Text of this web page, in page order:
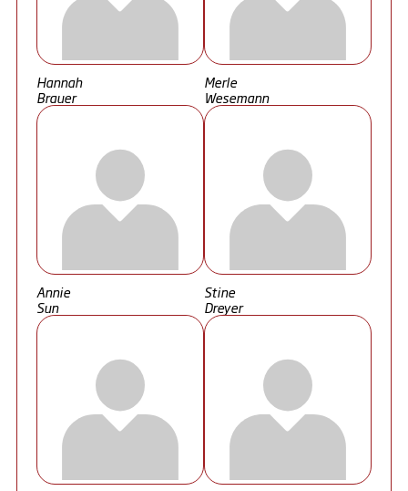
Hannah
Brauer
Merle
Wesemann
Annie
Sun
Stine
Dreyer